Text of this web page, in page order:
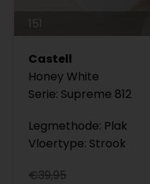
151
Castell
Honey White
Serie: Supreme 812
Legmethode: Plak
Vloertype: Strook
€39,95